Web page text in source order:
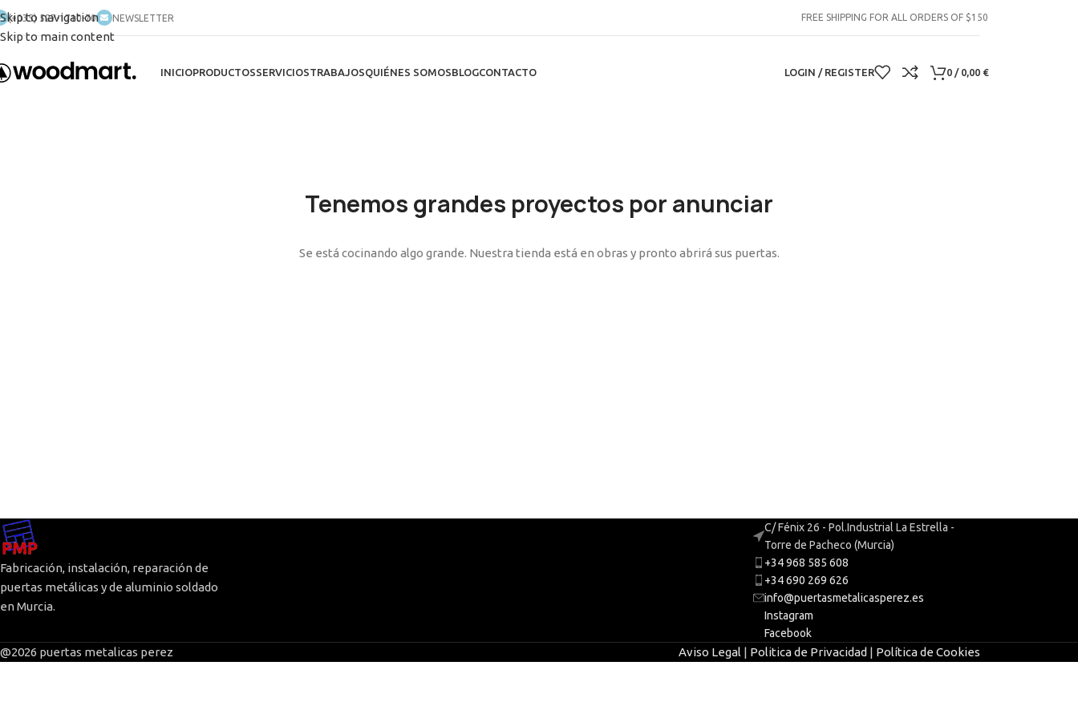
Skip to navigation
Skip to main content
(+035) 527-1710-70 NEWSLETTER FREE SHIPPING FOR ALL ORDERS OF $150
INICIOPRODUCTOSSERVICIOSTRABAJOSQUIÉNES SOMOSBLOGCONTACTO LOGIN / REGISTER 0 / 0,00 €
Tenemos grandes proyectos por anunciar
Se está cocinando algo grande. Nuestra tienda está en obras y pronto abrirá sus puertas.
Fabricación, instalación, reparación de
puertas metálicas y de aluminio soldado
en Murcia.
C/ Fénix 26 - Pol.Industrial La Estrella -
Torre de Pacheco (Murcia)
+34 968 585 608
+34 690 269 626
info@puertasmetalicasperez.es
Instagram
Facebook
@2026 puertas metalicas perez Aviso Legal | Politica de Privacidad | Política de Cookies